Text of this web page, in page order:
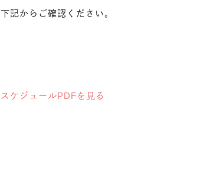
下記からご確認ください。
スケジュールPDFを見る